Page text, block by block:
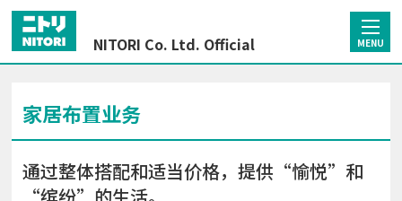
NITORI Co. Ltd. Official MENU
家居布置业务
通过整体搭配和适当价格，提供“愉悦”和